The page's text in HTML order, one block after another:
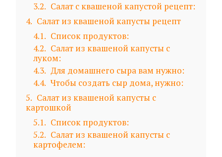
3.2
Салат с квашеной капустой рецепт:
4
Салат из квашеной капусты рецепт
4.1
Список продуктов:
4.2
Салат из квашеной капусты с
луком:
4.3 Для домашнего сыра вам нужно:
4.4 Чтобы создать сыр дома, нужно:
5
Салат из квашеной капусты с
картошкой
5.1
Список продуктов:
5.2
Салат из квашеной капусты с
картофелем: